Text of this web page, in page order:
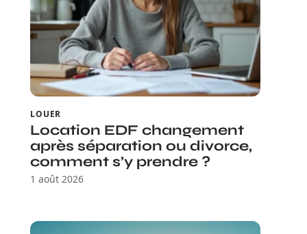
LOUER
Location EDF changement
après séparation ou divorce,
comment s’y prendre ?
1 août 2026